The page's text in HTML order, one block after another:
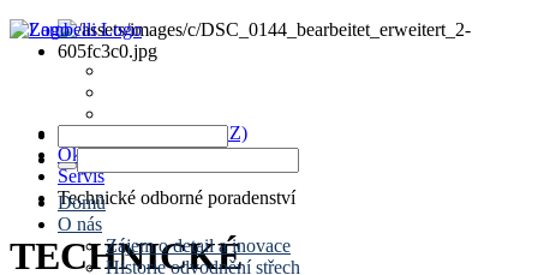
Domů
O nás
Zájem o detail a inovace
Historie odvodnění střech
www.zambelli.com (CZ)
Okapové systémy
Servis
Technické odborné poradenství
TECHNICKÉ